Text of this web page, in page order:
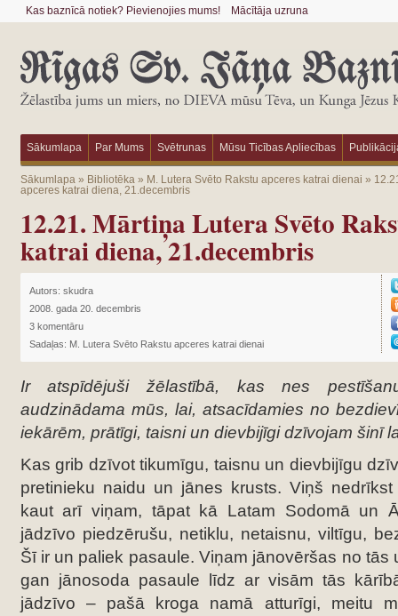
Kas baznīcā notiek? Pievienojies mums! Mācītāja uzruna
Sākumlapa Par Mums Svētrunas Mūsu Ticības Apliecības
Sākumlapa» Bibliotēka» M. Lutera Svēto Rakstu apceres katrai dienai »
apceres katrai diena, 21.decembris
12.21. Mārtiņa Lutera Svēto
katrai diena, 21.decembris
Autors: skudra
2008. gada 20. decembris
3 komentāru
Sadaļas: M. Lutera Svēto Rakstu apceres katrai dienai
Ir atspīdējuši žēlastībā, kas nes
audzinādama mūs, lai, atsacīdamies no
iekārēm, prātīgi, taisni un dievbijīgi dzīvojam šinī
Kas grib dzīvot tikumīgu, taisnu un dievbijīgu
pretinieku naidu un jānes krusts. Viņš
kaut arī viņam, tāpat kā Latam Sodomā un
jādzīvo piedzērušu, netiklu, netaisnu, viltīgu,
Šī ir un paliek pasaule. Viņam jānovēršas no tās
gan jānosoda pasaule līdz ar visām tās
jādzīvo – pašā kroga namā atturīgi, meitu